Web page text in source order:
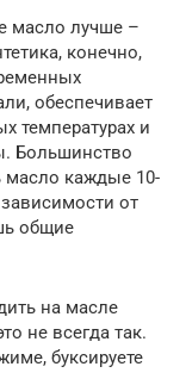
масло лучше –
конечно,
обеспечивает
температурах и
Большинство
масло каждые 10-
от
общие
на масле
не всегда так.
буксируете